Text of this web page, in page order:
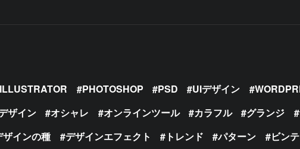
ILLUSTRATOR PHOTOSHOP PSD UIデザイン
ザイン オシャレ オンラインツール カラフル グランジ
ザインの種 デザインエフェクト トレンド パターン ビン